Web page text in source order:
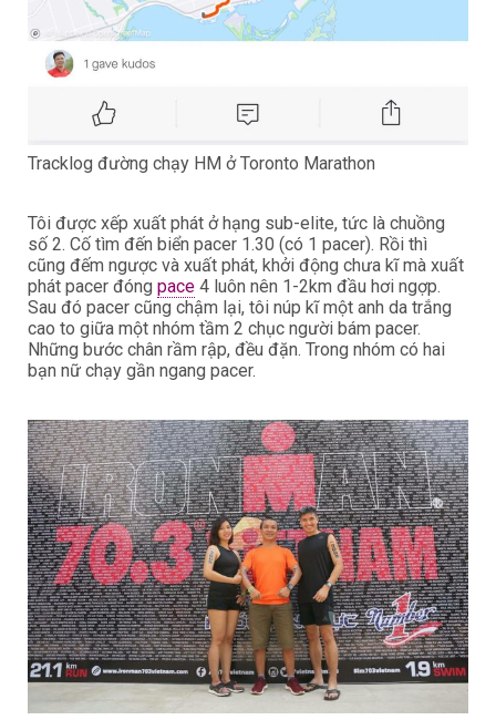
Tracklog đường chạy HM ở Toronto Marathon
Tôi được xếp xuất phát ở hạng sub-elite, tức là chuồng
số 2. Cố tìm đến biển pacer 1.30 (có 1 pacer). Rồi thì
cũng đếm ngược và xuất phát, khởi động chưa kĩ mà xuất
phát pacer đóng pace 4 luôn nên 1-2km đầu hơi ngợp.
Sau đó pacer cũng chậm lại, tôi núp kĩ một anh da trắng
cao to giữa một nhóm tầm 2 chục người bám pacer.
Những bước chân rầm rập, đều đặn. Trong nhóm có hai
bạn nữ chạy gần ngang pacer.